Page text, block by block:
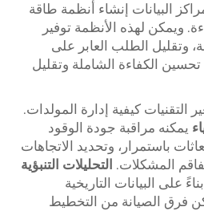
البيانات إنشاء أنظمة طاقة
ويمكن لهذه الأنظمة توفير
وتقليل الطلب العابر على
تحسين الكفاءة الشاملة وتقليل
التقنيات كيفية إدارة المولدات.
يمكنه مراقبة جودة الوقود
باستمرار، وتحديد الاتجاهات
المشكلات. التحليلات التنبؤية
على البيانات التاريخية
فرق الصيانة من التخطيط